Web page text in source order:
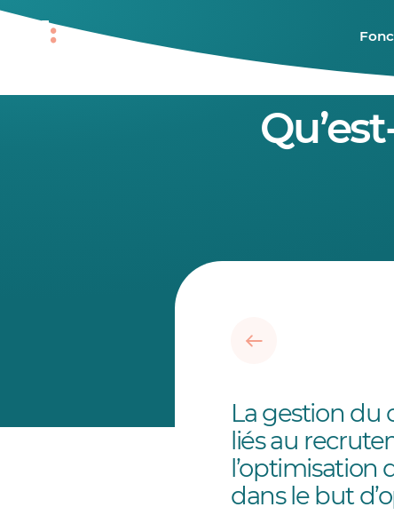
La gestion du
liés au
l’optimisation
dans le but